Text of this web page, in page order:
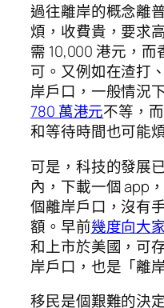
過往離岸的概念離
煩，收費貴，要求
需 10,000 港元，
可。又例如在渣打
岸戶口，一般情況
780 萬港元不等，
和等待時間也可能
可是，科技的發展
內，下載一個 app
個離岸戶口，沒有
額。早前幾度向大
和上市於美國，可
岸戶口，也是「離
移民是個艱難的決